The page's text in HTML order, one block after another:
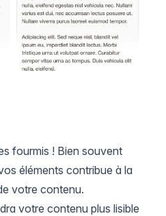
fourmis ! Bien souvent
éléments contribue à la
votre contenu.
votre contenu plus lisible